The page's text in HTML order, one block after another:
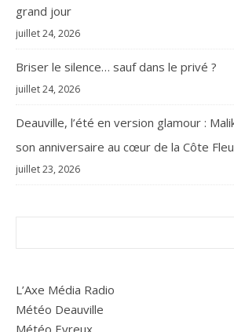
grand jour
juillet 24, 2026
Briser le silence… sauf dans le privé ?
juillet 24, 2026
Deauville, l’été en version glamour :
son anniversaire au cœur de la Côte
juillet 23, 2026
L’Axe Média Radio
Météo Deauville
Météo Evreux